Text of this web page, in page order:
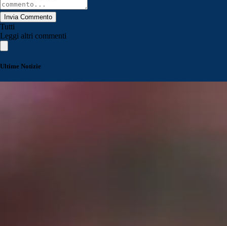
Invia Commento
Tutti
Leggi altri commenti
Ultime Notizie